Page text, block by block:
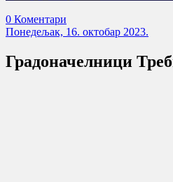
0 Коментари
Понедељак, 16. октобар 2023.
Градоначелници